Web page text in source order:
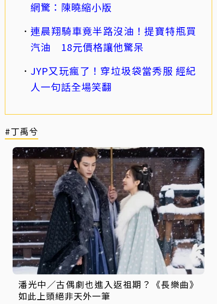
網驚：陳曉縮小版
連晨翔騎車竟半路沒油！提寶特瓶買
汽油 18元價格讓他驚呆
JYP又玩瘋了！穿垃圾袋當秀服 經紀
人一句話全場笑翻
#丁禹兮
潘光中／古偶劇也進入返祖期？《長樂曲》
如此上頭絕非天外一筆